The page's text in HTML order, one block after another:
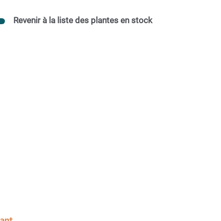
Revenir à la liste des plantes en stock